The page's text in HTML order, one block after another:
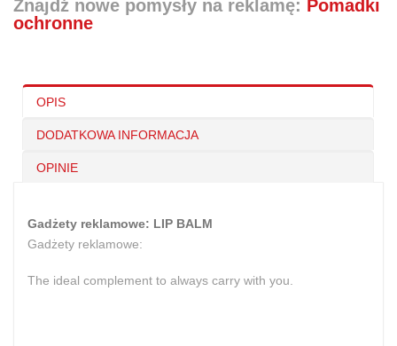
Znajdź nowe pomysły na reklamę: Pomadki
ochronne
OPIS
DODATKOWA INFORMACJA
OPINIE
Gadżety reklamowe: LIP BALM
Gadżety reklamowe:
The ideal complement to always carry with you.